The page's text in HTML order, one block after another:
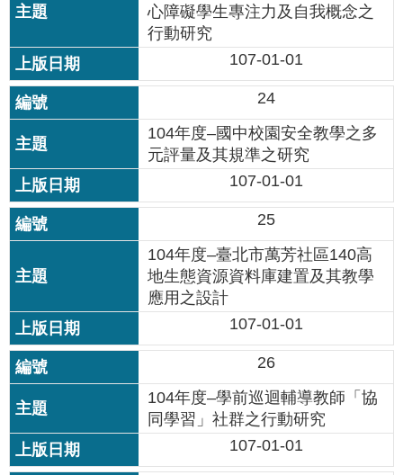
支
服
務
教
資
政
府
資
公
申
請
案
網
站
心障礙學生專注力及自我概念之
行動研究
107-01-01
24
104年度–國中校園安全教學之多
元評量及其規準之研究
107-01-01
25
104年度–臺北市萬芳社區140高
地生態資源資料庫建置及其教學
應用之設計
107-01-01
26
104年度–學前巡迴輔導教師「協
同學習」社群之行動研究
107-01-01